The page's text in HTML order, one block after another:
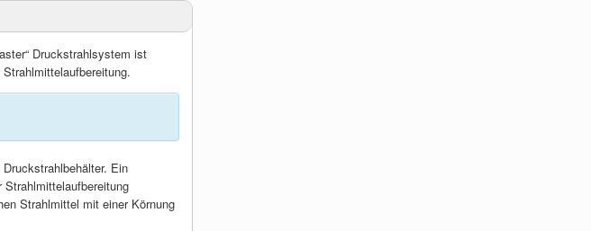
Druckstrahlsystem ist
Ein
Strahlmittel mit einer Körnung